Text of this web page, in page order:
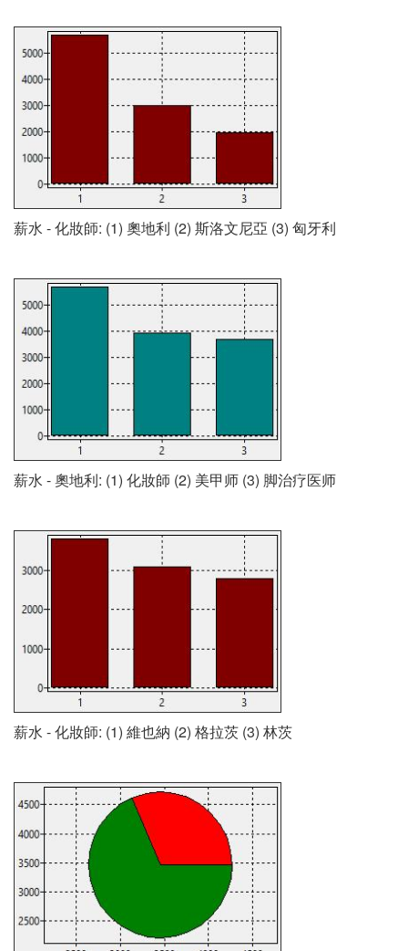
薪水 - 化妝師: (1) 奧地利 (2) 斯洛文尼亞 (3) 匈牙利
薪水 - 奧地利: (1) 化妝師 (2) 美甲师 (3) 脚治疗医师
薪水 - 化妝師: (1) 維也納 (2) 格拉茨 (3) 林茨